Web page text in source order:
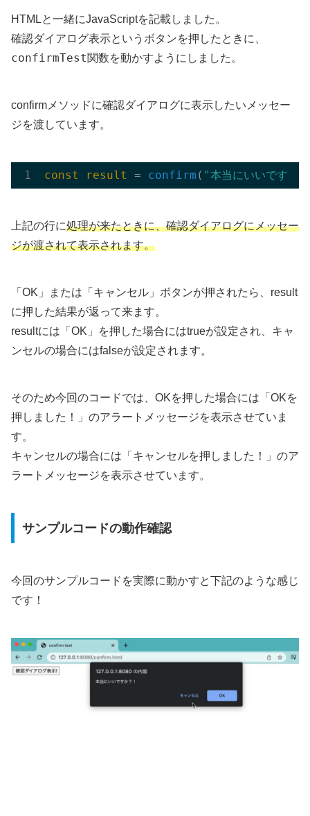
HTMLと一緒にJavaScriptを記載しました。
確認ダイアログ表示というボタンを押したときに、
confirmTest関数を動かすようにしました。
confirmメソッドに確認ダイアログに表示したいメッセー
ジを渡しています。
const result = confirm ( "本当にいいですか
上記の行に処理が来たときに、確認ダイアログにメッセー
ジが渡されて表示されます。
「OK」または「キャンセル」ボタンが押されたら、result
に押した結果が返って来ます。
resultには「OK」を押した場合にはtrueが設定され、キャ
ンセルの場合にはfalseが設定されます。
そのため今回のコードでは、OKを押した場合には「OKを
押しました！」のアラートメッセージを表示させていま
す。
キャンセルの場合には「キャンセルを押しました！」のア
ラートメッセージを表示させています。
サンプルコードの動作確認
今回のサンプルコードを実際に動かすと下記のような感じ
です！